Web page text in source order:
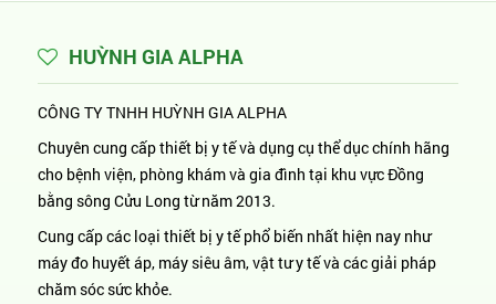
HUỲNH GIA ALPHA
CÔNG TY TNHH HUỲNH GIA ALPHA
Chuyên cung cấp thiết bị y tế và dụng cụ thể dục chính hãng
cho bệnh viện, phòng khám và gia đình tại khu vực Đồng
bằng sông Cửu Long từ năm 2013.
Cung cấp các loại thiết bị y tế phổ biến nhất hiện nay như
máy đo huyết áp, máy siêu âm, vật tư y tế và các giải pháp
chăm sóc sức khỏe.